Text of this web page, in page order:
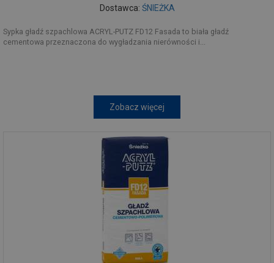
Dostawca: ŚNIEŻKA
Sypka gładź szpachlowa ACRYL-PUTZ FD12 Fasada to biała gładź
cementowa przeznaczona do wygładzania nierówności i...
Zobacz więcej